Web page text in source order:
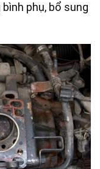
phụ, bổ sung